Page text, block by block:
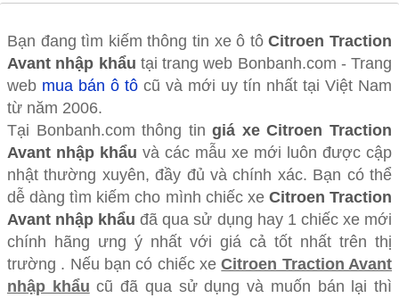
Bạn đang tìm kiếm thông tin xe ô tôCitroen Traction
Avant nhập khẩu tại trang web Bonbanh.com - Trang
web mua bán ô tô cũ và mới uy tín nhất tại Việt Nam
từ năm 2006.
Tại Bonbanh.com thông tingiá xe Citroen Traction
Avant nhập khẩu và các mẫu xe mới luôn được cập
nhật thường xuyên, đầy đủ và chính xác. Bạn có thể
dễ dàng tìm kiếm cho mình chiếc xe Citroen Traction
Avant nhập khẩu đã qua sử dụng hay 1 chiếc xe mới
chính hãng ưng ý nhất với giá cả tốt nhất trên thị
trường . Nếu bạn có chiếc xeCitroen Traction Avant
nhập khẩu cũ đã qua sử dụng và muốn bán lại thì